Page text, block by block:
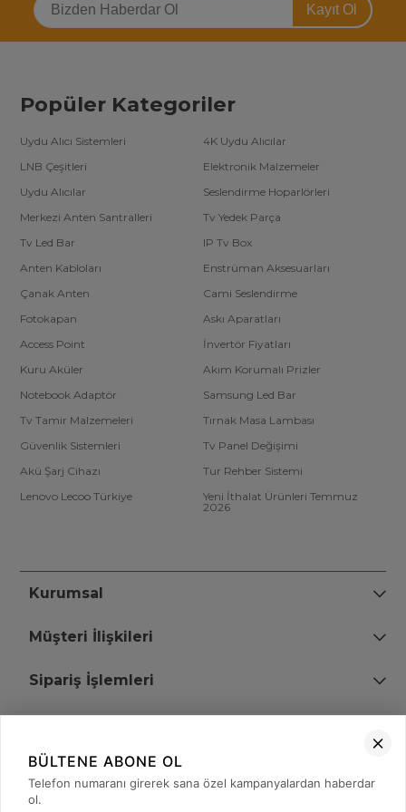
Doğru Elektronik Ürün Seçimi Nasıl Yapılır?
Elektronik Projeleriniz İçin En İyi Çözümler
sistemlerinizi geliştirmek için ihtiyaç duyduğunuz tüm bileşenleri
kaliteli ürünlerimizle projelerinize güç katın.
Hemen muhtelif elektronik ürün çeşitlerimizi inceleyin ve
Kayıt Ol
Popüler Kategoriler
Uydu Alıcı Sistemleri
4K Uydu Alıcılar
LNB Çeşitleri
Elektronik Malzemeler
Uydu Alıcılar
Seslendirme Hoparlörleri
Merkezi Anten Santralleri
Tv Yedek Parça
Tv Led Bar
IP Tv Box
Anten Kabloları
Enstrüman Aksesuarları
Çanak Anten
Cami Seslendirme
Fotokapan
Askı Aparatları
Access Point
İnvertör Fiyatları
Kuru Aküler
Akım Korumalı Prizler
Notebook Adaptör
Samsung Led Bar
Tv Tamir Malzemeleri
Tırnak Masa Lambası
Güvenlik Sistemleri
Tv Panel Değişimi
Akü Şarj Cihazı
Tur Rehber Sistemi
Lenovo Lecoo Türkiye
Yeni İthalat Ürünleri Temmuz
2026
Kurumsal
Müşteri İlişkileri
Sipariş İşlemleri
+90 (850) 473 08 08
BÜLTENE ABONE OL
Telefon numaranı girerek sana özel kampanyalardan haberdar
ol.